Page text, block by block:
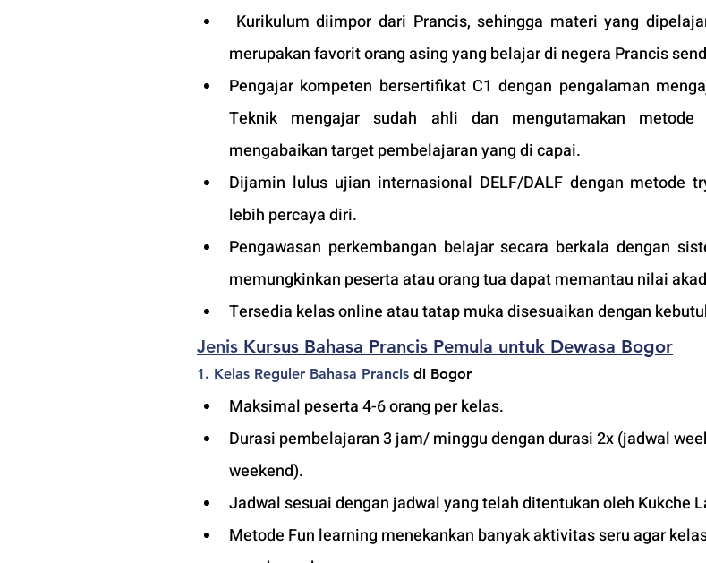
merupakan favorit orang asing yang belajar di negera Prancis
Pengajar kompeten bersertifikat C1 dengan pengalaman
Teknik mengajar sudah ahli dan mengutamakan
mengabaikan target pembelajaran yang di capai.
Dijamin lulus ujian internasional DELF/DALF dengan metode
lebih percaya diri.
Pengawasan perkembangan belajar secara berkala dengan
memungkinkan peserta atau orang tua dapat memantau nilai
Tersedia kelas online atau tatap muka disesuaikan dengan
Jenis Kursus Bahasa Prancis Pemula untuk Dewasa Bogor
1. Kelas Reguler Bahasa Prancis di Bogor
Maksimal peserta 4-6 orang per kelas.
Durasi pembelajaran 3 jam/ minggu dengan durasi 2x (jadwal
weekend).
Jadwal sesuai dengan jadwal yang telah ditentukan oleh Kukche
Metode Fun learning menekankan banyak aktivitas seru agar